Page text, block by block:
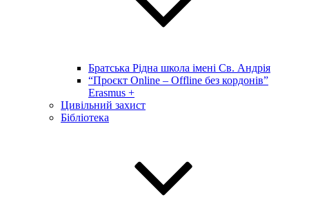
Братська Рідна школа імені Св. Андрія
“Проєкт Online – Offline без кордонів”
Erasmus +
Цивільний захист
Бібліотека